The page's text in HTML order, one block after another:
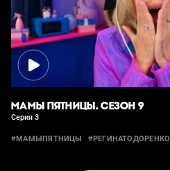
МАМЫ ПЯТНИЦЫ. СЕЗОН 9
Серия 3
#МАМЫПЯТНИЦЫ #РЕГИНАТОДОРЕНКО